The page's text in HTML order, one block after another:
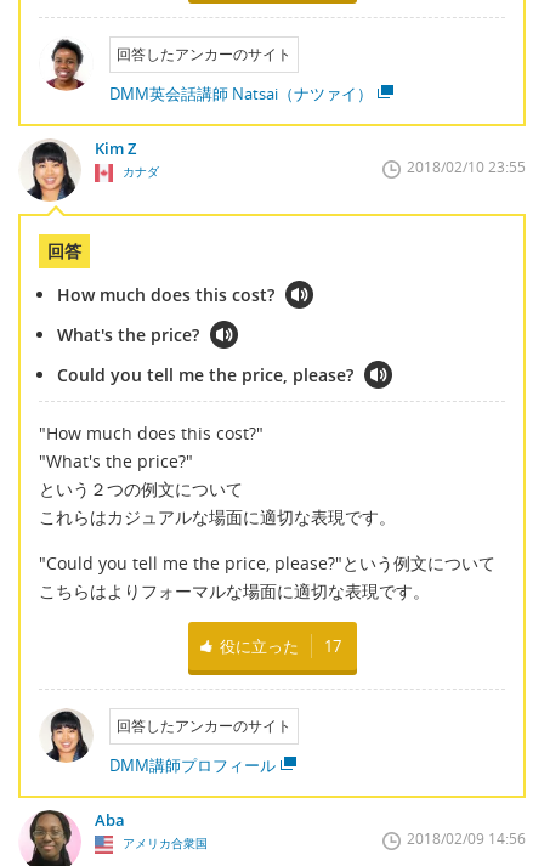
回答したアンカーのサイト
DMM英会話講師 Natsai（ナツァイ）
Kim Z
カナダ 2018/02/10 23:55
回答
How much does this cost?
What's the price?
Could you tell me the price, please?
"How much does this cost?"
"What's the price?"
という２つの例文について
これらはカジュアルな場面に適切な表現です。
"Could you tell me the price, please?"という例文について
こちらはよりフォーマルな場面に適切な表現です。
役に立った 17
回答したアンカーのサイト
DMM講師プロフィール
Aba
アメリカ合衆国 2018/02/09 14:56